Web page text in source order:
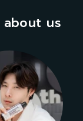
about us